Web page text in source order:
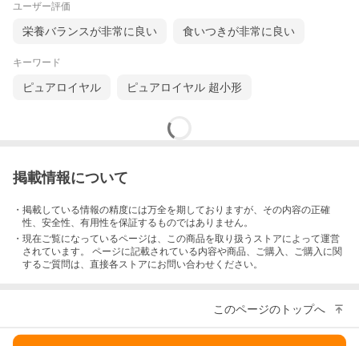
詳細はコチラ♪
栄養バランスを整え、健康維持にはオイルを！
自然のエッセンス スマイル
【価格】¥1,760
ユーザー評価
栄養バランスが非常に良い 食いつきが非常に良い
キーワード
ピュアロイヤル ピュアロイヤル 超小形
掲載情報について
・掲載している情報の精度には万全を期しておりますが、その内容の正確
性、安全性、有用性を保証するものではありません。
・現在ご覧になっているページは、この商品を取り扱うストアによって運営
されています。 ページに記載されている内容や商品、ご購入 、ご購入に関
するご質問は、直接各ストアにお問い合わせください。
このページのトップへ